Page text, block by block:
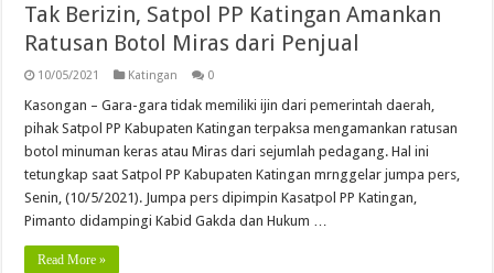
Tak Berizin, Satpol PP Katingan Amankan
Ratusan Botol Miras dari Penjual
10/05/2021 Katingan 0
Kasongan – Gara-gara tidak memiliki ijin dari pemerintah daerah,
pihak Satpol PP Kabupaten Katingan terpaksa mengamankan ratusan
botol minuman keras atau Miras dari sejumlah pedagang. Hal ini
tetungkap saat Satpol PP Kabupaten Katingan mrnggelar jumpa pers,
Senin, (10/5/2021). Jumpa pers dipimpin Kasatpol PP Katingan,
Pimanto didampingi Kabid Gakda dan Hukum …
Read More »